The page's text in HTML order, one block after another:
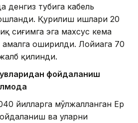
денгиз тубига кабель
Қурилиш ишлари 20
сиғимга эга махсус кема
оширилди. Лойиҳага 70
қилинди.
фойдаланиш
йилларга мўлжалланган Ер
ва уларни